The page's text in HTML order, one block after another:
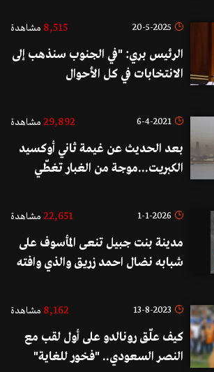
20-5-2025
8,515 مشاهدة
الرئيس بري: "في الجنوب سنذهب إلى
الانتخابات في كل الأحوال
6-4-2021
29,892 مشاهدة
بعد الحديث عن غيمة ثاني أوكسيد
الكبريت...موجة من الغبار تغطّي
1-1-2026
22,651 مشاهدة
مدينة بنت جبيل تنعى المأسوف على
شبابه نضال احمد زريق والذي وافته
13-8-2023
8,162 مشاهدة
كيف علّق رونالدو على أول لقب مع
النصر السعودي.. "فخور للغاية"